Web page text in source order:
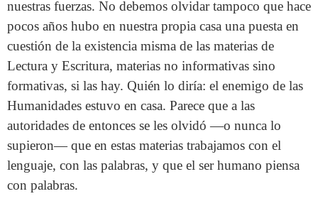
nuestras fuerzas. No debemos olvidar tampoco que hace
pocos años hubo en nuestra propia casa una puesta en
cuestión de la existencia misma de las materias de
Lectura y Escritura, materias no informativas sino
formativas, si las hay. Quién lo diría: el enemigo de las
Humanidades estuvo en casa. Parece que a las
autoridades de entonces se les olvidó —o nunca lo
supieron— que en estas materias trabajamos con el
lenguaje, con las palabras, y que el ser humano piensa
con palabras.